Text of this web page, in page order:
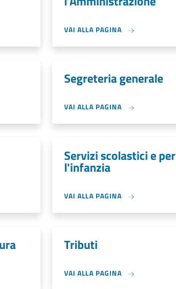
VAI ALLA PAGINA
Segreteria generale
VAI ALLA PAGINA
Servizi scolastici e per
l'infanzia
VAI ALLA PAGINA
Tributi
VAI ALLA PAGINA